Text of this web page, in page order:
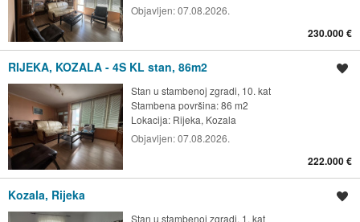
Objavljen:07.08.2026.
230.000 €
RIJEKA, KOZALA - 4S KL stan, 86m2
Stan u stambenoj zgradi, 10. kat
Stambena površina: 86 m2
Lokacija: Rijeka, Kozala
Objavljen:07.08.2026.
222.000 €
Kozala, Rijeka
Stan u stambenoj zgradi, 1. kat